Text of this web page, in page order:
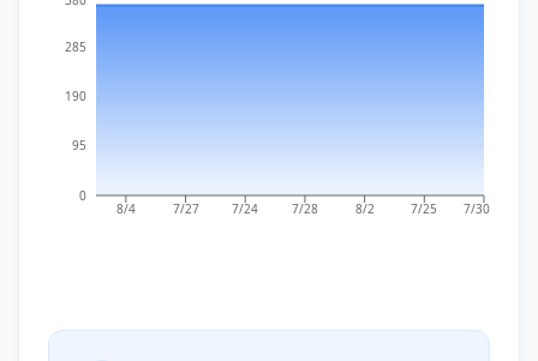
8/4 7/27 7/24 7/28 8/2 7/25 7/30
0
95
190
285